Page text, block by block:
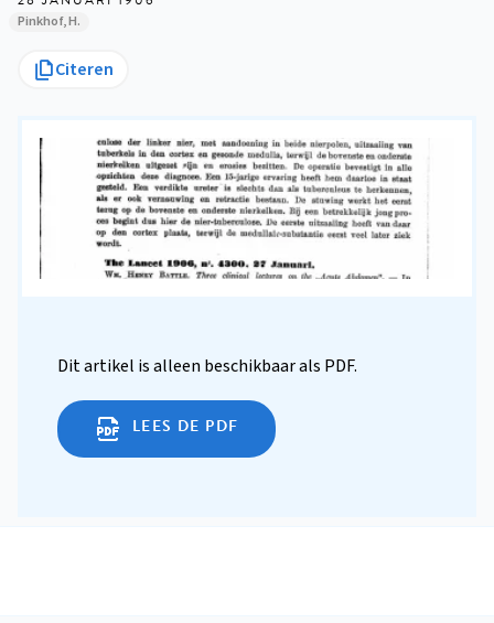
Pinkhof, H.
Citeren
Dit artikel is alleen beschikbaar als PDF.
LEES DE PDF